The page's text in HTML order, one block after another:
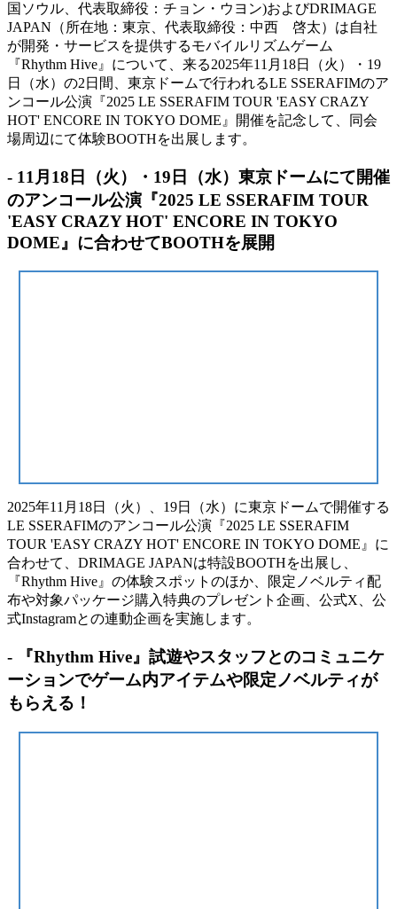
国ソウル、代表取締役：チョン・ウヨン)およびDRIMAGE
JAPAN（所在地：東京、代表取締役：中西 啓太）は自社
が開発・サービスを提供するモバイルリズムゲーム
『Rhythm Hive』について、来る2025年11月18日（火）・19
日（水）の2日間、東京ドームで行われるLE SSERAFIMのア
ンコール公演『2025 LE SSERAFIM TOUR 'EASY CRAZY
HOT' ENCORE IN TOKYO DOME』開催を記念して、同会
場周辺にて体験BOOTHを出展します。
- 11月18日（火）・19日（水）東京ドームにて開催
のアンコール公演『2025 LE SSERAFIM TOUR
'EASY CRAZY HOT' ENCORE IN TOKYO
DOME』に合わせてBOOTHを展開
2025年11月18日（火）、19日（水）に東京ドームで開催する
LE SSERAFIMのアンコール公演『2025 LE SSERAFIM
TOUR 'EASY CRAZY HOT' ENCORE IN TOKYO DOME』に
合わせて、DRIMAGE JAPANは特設BOOTHを出展し、
『Rhythm Hive』の体験スポットのほか、限定ノベルティ配
布や対象パッケージ購入特典のプレゼント企画、公式X、公
式Instagramとの連動企画を実施します。
- 『Rhythm Hive』試遊やスタッフとのコミュニケ
ーションでゲーム内アイテムや限定ノベルティが
もらえる！